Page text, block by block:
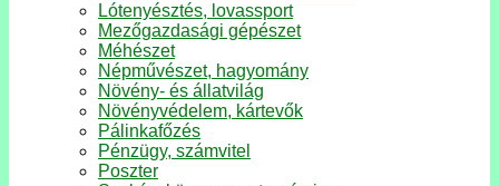
Lótenyésztés, lovassport
Mezőgazdasági gépészet
Méhészet
Népművészet, hagyomány
Növény- és állatvilág
Növényvédelem, kártevők
Pálinkafőzés
Pénzügy, számvitel
Poszter